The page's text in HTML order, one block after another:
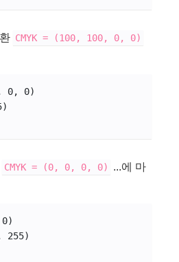
CMYK = (100, 100, 0, 0)
0, 0)
CMYK = (0, 0, 0, 0)
...에 마
255)